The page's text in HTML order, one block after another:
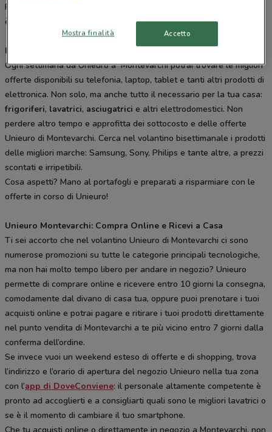
Rimanere informato sulle tante iniziative promozionali del volantino
è facile con Doveconviene.
Il Nuovo Volantino Unieuro di Montevarchi è Online!
Ogni settimana da Unieuro a Montevarchi potrai trovare le migliori
offerte disponibili su telefonia, laptop, tablet e tanti altri prodotti di
elettronica. Non solo, ma anche tutto il necessario per la tua casa:
frigoriferi, lavatrici, asciugatrici e altri elettrodomestici. Non
perdere altro tempo e approfitta dei sottocosto e delle offerte
Unieuro di Montevarchi. Cerca nel volantino bisettimanale i prodotti
delle migliori marche: Samsung, Sony, Philips e tante altre, a prezzi
scontati e irripetibili.
Cosa aspetti? Mano al portafogli e preparati a risparmiare con le
offerte in corso di Unieuro!
Unieuro Montevarchi: Compra Online e Ricevi a Casa
Ti sei accorto che nel volantino Unieuro di Montevarchi ci sono
numerose promozioni su tutte le categorie principali tecnologiche,
ma non hai molto tempo libero per andare in negozio? Unieuro
permette di comprare online e ricevere entro 10 giorni la consegna,
comodamente dal divano di casa tua, oppure puoi prenotare i tuoi
acquisti online e potrai pagare e ritirare i tuoi prodotti direttamente
nel punto vendita di Montevarchi a te più vicino entro 7 giorni dalla
conferma dell’ordine.
Se invece vuoi un weekend esteso di offerte e di shopping, trova
l’indirizzo e l’orario di apertura del negozio Unieuro nella tua zona
con l’app di DoveConviene: il personale altamente competente è
pronto ad accoglierti e a consigliarti quali sono le migliori lavatrici o
se è il momento di cambiare il tuo smartphone.
Mostra finalità Accetto